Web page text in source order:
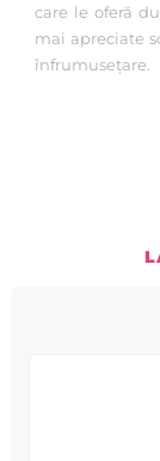
care le oferă
mai apreciate
înfrumusețare.